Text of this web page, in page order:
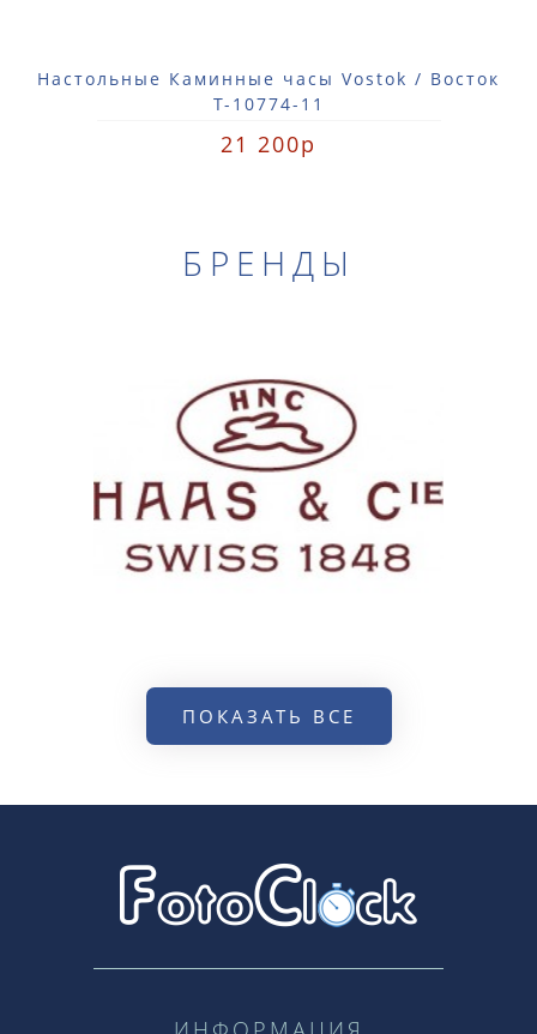
Настольные Каминные часы Vostok / Восток
Т-10774-11
21 200р
БРЕНДЫ
ПОКАЗАТЬ ВСЕ